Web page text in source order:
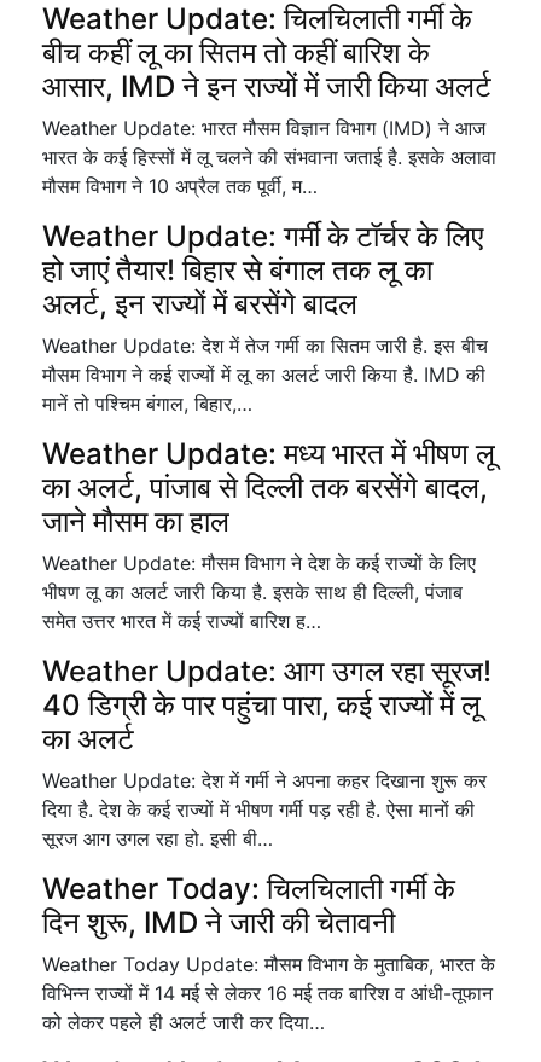
Weather Update: चिलचिलाती गर्मी के
बीच कहीं लू का सितम तो कहीं बारिश के
आसार, IMD ने इन राज्यों में जारी किया अलर्ट
Weather Update: भारत मौसम विज्ञान विभाग (IMD) ने आज
भारत के कई हिस्सों में लू चलने की संभवाना जताई है. इसके अलावा
मौसम विभाग ने 10 अप्रैल तक पूर्वी, म…
Weather Update: गर्मी के टॉर्चर के लिए
हो जाएं तैयार! बिहार से बंगाल तक लू का
अलर्ट, इन राज्यों में बरसेंगे बादल
Weather Update: देश में तेज गर्मी का सितम जारी है. इस बीच
मौसम विभाग ने कई राज्यों में लू का अलर्ट जारी किया है. IMD की
मानें तो पश्चिम बंगाल, बिहार,…
Weather Update: मध्य भारत में भीषण लू
का अलर्ट, पांजाब से दिल्ली तक बरसेंगे बादल,
जाने मौसम का हाल
Weather Update: मौसम विभाग ने देश के कई राज्यों के लिए
भीषण लू का अलर्ट जारी किया है. इसके साथ ही दिल्ली, पंजाब
समेत उत्तर भारत में कई राज्यों बारिश ह…
Weather Update: आग उगल रहा सूरज!
40 डिग्री के पार पहुंचा पारा, कई राज्यों में लू
का अलर्ट
Weather Update: देश में गर्मी ने अपना कहर दिखाना शुरू कर
दिया है. देश के कई राज्यों में भीषण गर्मी पड़ रही है. ऐसा मानों की
सूरज आग उगल रहा हो. इसी बी…
Weather Today: चिलचिलाती गर्मी के
दिन शुरू, IMD ने जारी की चेतावनी
Weather Today Update: मौसम विभाग के मुताबिक, भारत के
विभिन्न राज्यों में 14 मई से लेकर 16 मई तक बारिश व आंधी-तूफान
को लेकर पहले ही अलर्ट जारी कर दिया…